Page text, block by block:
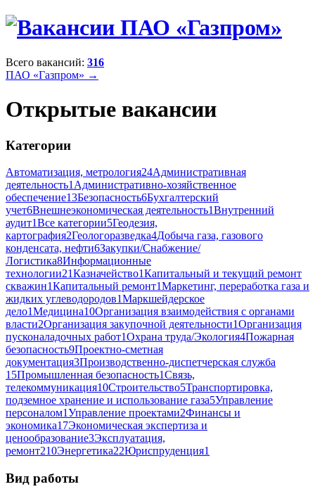
Всего вакансий: 316
ПАО «Газпром» →
Открытые вакансии
Категории
Автоматизация, метрология24Административная
деятельность1Административно-хозяйственное
обеспечение13Безопасность6Бухгалтерский
учет6Внешнеэкономическая деятельность1Внутренний
аудит1Все категории5Геодезия,
картография2Геологоразведка4Добыча газа, газового
конденсата, нефти6Закупки/Снабжение/
Логистика8Информационные
технологии21Казначейство1Капитальный и текущий ремонт
скважин1Капитальный ремонт1Маркетинг, переработка газа и
жидких углеводородов1Маркшейдерское
дело1Медицина10Организация взаимодействия с органами
власти2Организация закупочной деятельности1Организация
пусконаладочных работ1Охрана труда/Экология4Пожарная
безопасность9Проектно-сметная
документация3Производственно-диспетчерская служба
15Промышленная безопасность1Связь,
телекоммуникация10Строительство5Транспортировка,
подземное хранение и использование газа5Управление
персоналом1Управление проектами2Финансы и
экономика17Экономическая экспертиза и
ценообразование3Эксплуатация,
ремонт210Энергетика22Юриспруденция1
Вид работы